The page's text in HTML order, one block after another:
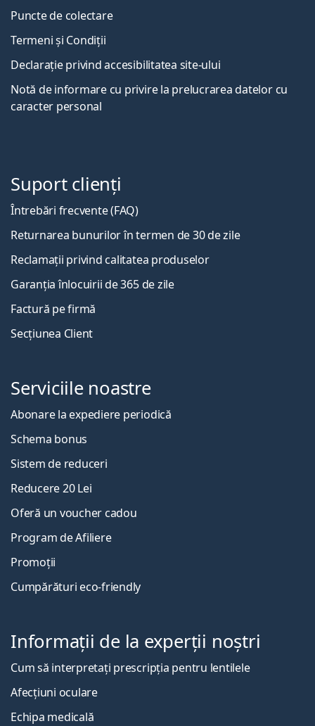
Puncte de colectare
Termeni și Condiții
Declarație privind accesibilitatea site-ului
Notă de informare cu privire la prelucrarea datelor cu
caracter personal
Suport clienți
Întrebări frecvente (FAQ)
Returnarea bunurilor în termen de 30 de zile
Reclamații privind calitatea produselor
Garanția înlocuirii de 365 de zile
Factură pe firmă
Secțiunea Client
Serviciile noastre
Abonare la expediere periodică
Schema bonus
Sistem de reduceri
Reducere 20 Lei
Oferă un voucher cadou
Program de Afiliere
Promoții
Cumpărături eco-friendly
Informații de la experții noștri
Cum să interpretați prescripția pentru lentilele
Afecțiuni oculare
Echipa medicală